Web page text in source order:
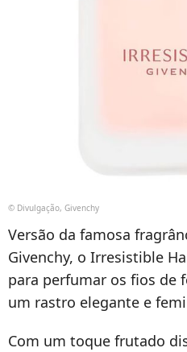
© Divulgação, Givenchy
Versão da famosa
Givenchy, o Irresistible
para perfumar os fios de
um rastro elegante e
Com um toque frutado